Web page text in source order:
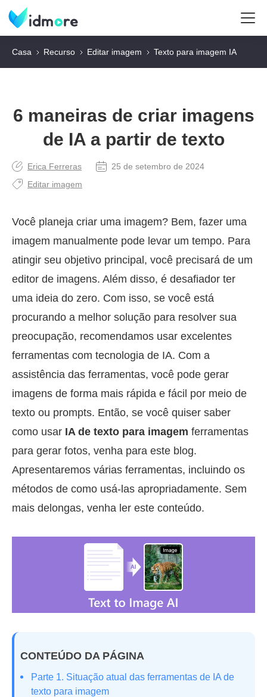
Casa Recurso Editar imagem Texto para imagem IA
6 maneiras de criar imagens
de IA a partir de texto
Erica Ferreras
25 de setembro de 2024
Editar imagem
Você planeja criar uma imagem? Bem, fazer uma
imagem manualmente pode levar um tempo. Para
atingir seu objetivo principal, você precisará de um
editor de imagens. Além disso, é desafiador ter
uma ideia do zero. Com isso, se você está
procurando a melhor solução para resolver sua
preocupação, recomendamos usar excelentes
ferramentas com tecnologia de IA. Com a
assistência das ferramentas, você pode gerar
imagens de forma mais rápida e fácil por meio de
texto ou prompts. Então, se você quiser saber
como usar IA de texto para imagem ferramentas
para gerar fotos, venha para este blog.
Apresentaremos várias ferramentas, incluindo os
métodos de como usá-las apropriadamente. Sem
mais delongas, venha ler este conteúdo.
CONTEÚDO DA PÁGINA
Parte 1. Situação atual das ferramentas de IA de
texto para imagem